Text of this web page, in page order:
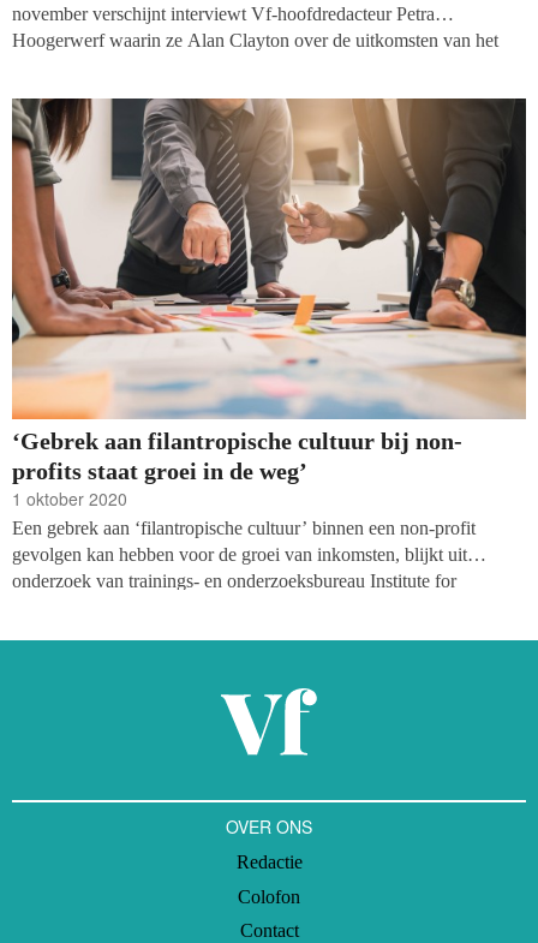
november verschijnt interviewt Vf-hoofdredacteur Petra
Hoogerwerf waarin ze Alan Clayton over de uitkomsten van het
fondsenwervers motiveert. Een belangrijke vraag in de huidige
krappe arbeidsmarkt, waar veel organisaties moeite hebben om
goede fondsenwervers te vinden en te behouden.
‘Gebrek aan filantropische cultuur bij non-
profits staat groei in de weg’
1 oktober 2020
Een gebrek aan ‘filantropische cultuur’ binnen een non-profit
gevolgen kan hebben voor de groei van inkomsten, blijkt uit
onderzoek van trainings- en onderzoeksbureau Institute for
planningsprocessen en fondsenwervende prestaties. De vergaarde
data wijst uit dat strategische planning grotere groei van inkomsten,
donateursbehoud en fondsenwerversvertrouwen teweegbrengt.
OVER ONS
Redactie
Colofon
Contact